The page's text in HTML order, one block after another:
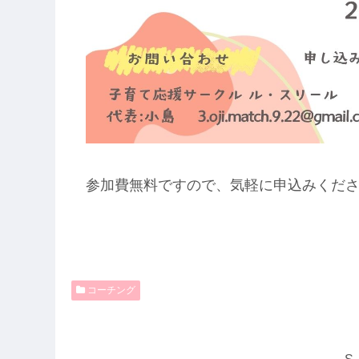
参加費無料ですので、気軽に申込みくだ
コーチング